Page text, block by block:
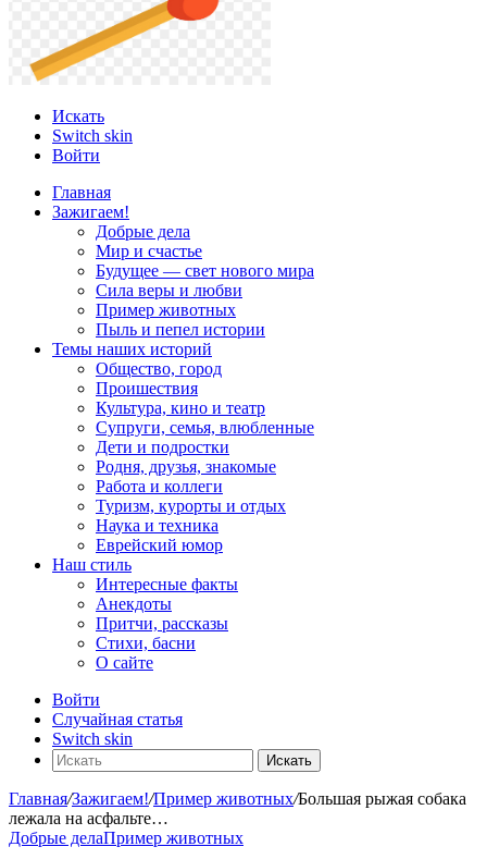
Искать
Switch skin
Войти
Главная
Зажигаем!
Добрые дела
Мир и счастье
Будущее — свет нового мира
Сила веры и любви
Пример животных
Пыль и пепел истории
Темы наших историй
Общество, город
Проишествия
Культура, кино и театр
Супруги, семья, влюбленные
Дети и подростки
Родня, друзья, знакомые
Работа и коллеги
Туризм, курорты и отдых
Наука и техника
Еврейский юмор
Наш стиль
Интересные факты
Анекдоты
Притчи, рассказы
Стихи, басни
О сайте
Войти
Случайная статья
Switch skin
Искать
Главная/Зажигаем!/Пример животных/Большая рыжая собака
лежала на асфальте…
Добрые делаПример животных